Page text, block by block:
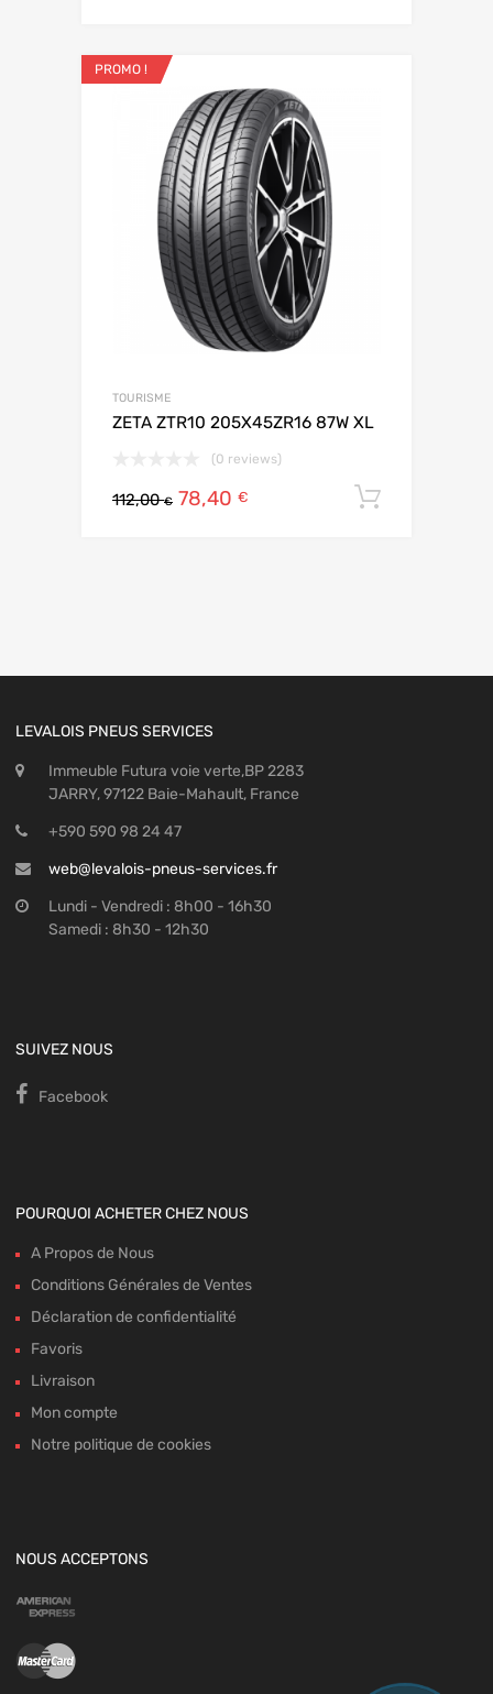
PROMO !
TOURISME
ZETA ZTR10 205X45ZR16 87W XL
(0 reviews)
112,00€ 78,40 €
LEVALOIS PNEUS SERVICES
Immeuble Futura voie verte,BP 2283
JARRY, 97122 Baie-Mahault, France
+590 590 98 24 47
web@levalois-pneus-services.fr
Lundi - Vendredi : 8h00 - 16h30
Samedi : 8h30 - 12h30
SUIVEZ NOUS
Facebook
POURQUOI ACHETER CHEZ NOUS
A Propos de Nous
Conditions Générales de Ventes
Déclaration de confidentialité
Favoris
Livraison
Mon compte
Notre politique de cookies
NOUS ACCEPTONS